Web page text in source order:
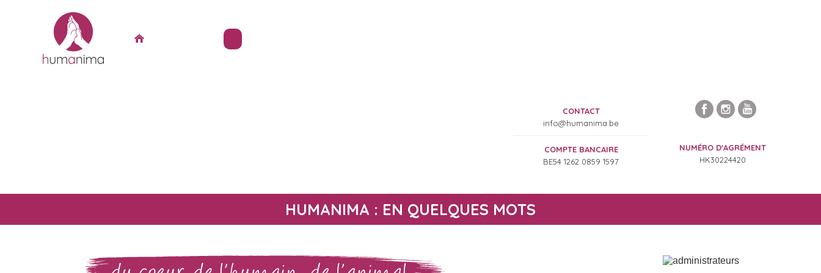
CONTACT
info@humanima.be
COMPTE BANCAIRE
BE54 1262 0859 1597
NUMÉRO D'AGRÉMENT
HK30224420
HUMANIMA : EN QUELQUES MOTS